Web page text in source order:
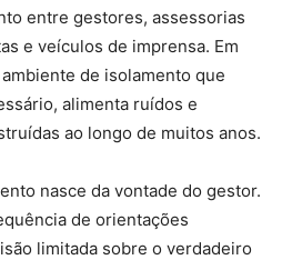
entre gestores, assessorias
e veículos de imprensa. Em
de isolamento que
alimenta ruídos e
ao longo de muitos anos.
nasce da vontade do gestor.
de orientações
limitada sobre o verdadeiro